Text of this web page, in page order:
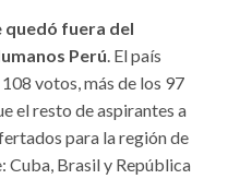
quedó fuera del
Perú. El país
votos, más de los 97
el resto de aspirantes a
para la región de
Cuba, Brasil y República